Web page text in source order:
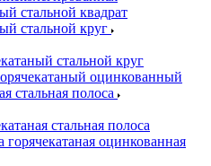
стальной квадрат
стальной круг
стальной круг
оцинкованный
стальная полоса
стальная полоса
горячекатаная оцинкованная